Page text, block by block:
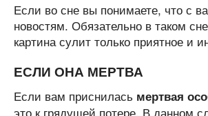
Если во сне вы понимаете, что с
новостям. Обязательно в таком
картина сулит только приятное и
ЕСЛИ ОНА МЕРТВА
Если вам приснилась мертвая
это к грядущей потере. В данном